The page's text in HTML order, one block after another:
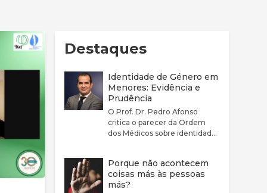
Destaques
Identidade de Género em
Menores: Evidência e
Prudência
O Prof. Dr. Pedro Afonso
critica o parecer da Ordem
dos Médicos sobre identidade
adequadamente a
complexidade clínica nem a
fragilidade da evidência
Porque não acontecem
coisas más às pessoas
más?